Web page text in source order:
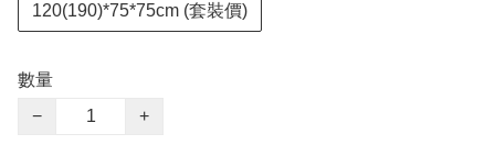
120(190)*75*75cm (套裝價)
數量
−
+